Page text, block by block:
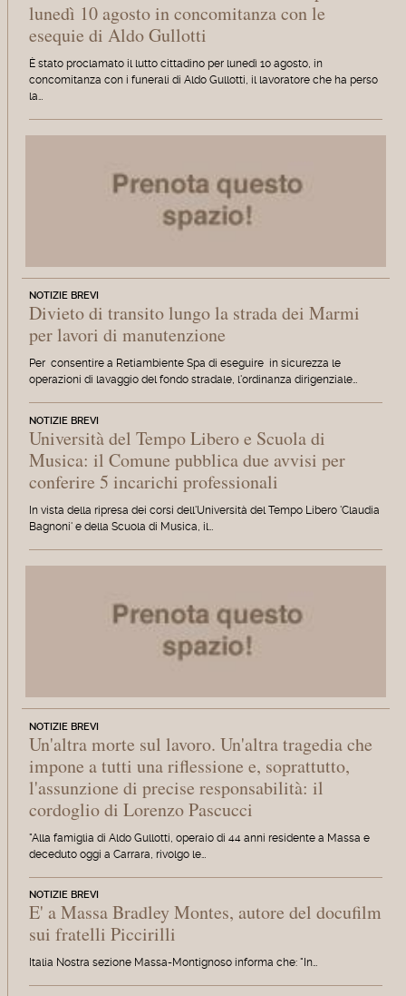
lunedì 10 agosto in concomitanza con le
esequie di Aldo Gullotti
È stato proclamato il lutto cittadino per lunedì 10 agosto, in
concomitanza con i funerali di Aldo Gullotti, il lavoratore che ha perso
la…
NOTIZIE BREVI
Divieto di transito lungo la strada dei Marmi
per lavori di manutenzione
Per consentire a Retiambiente Spa di eseguire in sicurezza le
operazioni di lavaggio del fondo stradale, l'ordinanza dirigenziale…
NOTIZIE BREVI
Università del Tempo Libero e Scuola di
Musica: il Comune pubblica due avvisi per
conferire 5 incarichi professionali
In vista della ripresa dei corsi dell'Università del Tempo Libero 'Claudia
Bagnoni' e della Scuola di Musica, il…
NOTIZIE BREVI
Un'altra morte sul lavoro. Un'altra tragedia che
impone a tutti una riflessione e, soprattutto,
l'assunzione di precise responsabilità: il
cordoglio di Lorenzo Pascucci
"Alla famiglia di Aldo Gullotti, operaio di 44 anni residente a Massa e
deceduto oggi a Carrara, rivolgo le…
NOTIZIE BREVI
E' a Massa Bradley Montes, autore del docufilm
sui fratelli Piccirilli
Italia Nostra sezione Massa-Montignoso informa che: "In…